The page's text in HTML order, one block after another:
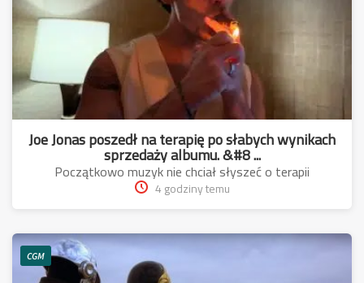
Joe Jonas poszedł na terapię po słabych wynikach
sprzedaży albumu. &#8 ...
Początkowo muzyk nie chciał słyszeć o terapii
4 godziny temu
CGM